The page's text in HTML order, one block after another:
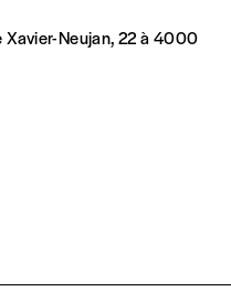
Xavier-Neujan, 22 à 4000